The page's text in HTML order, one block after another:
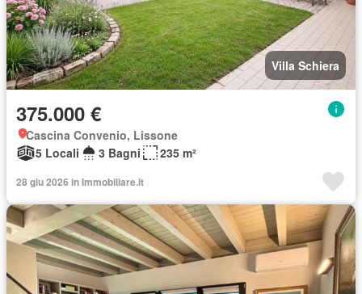
Villa Schiera
375.000 €
Cascina Convenio, Lissone
5 Locali
3 Bagni 235 m²
28 giu 2026 in Immobiliare.it